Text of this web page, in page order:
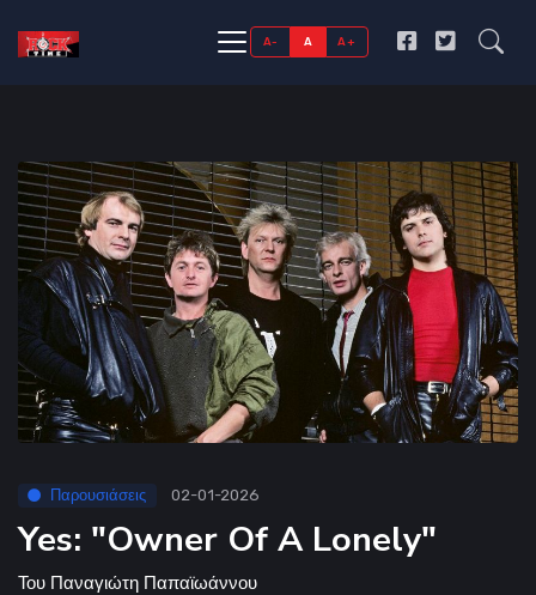
A- A A+
Παρουσιάσεις 02-01-2026
Yes: "Owner Of A Lonely"
Του Παναγιώτη Παπαϊωάννου